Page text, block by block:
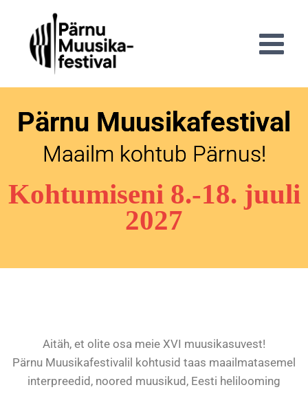
Pärnu Muusikafestival
Maailm kohtub Pärnus!
Kohtumiseni 8.-18. juuli
2027
Aitäh, et olite osa meie XVI muusikasuvest!
Pärnu Muusikafestivalil kohtusid taas maailmatasemel
interpreedid, noored muusikud, Eesti helilooming